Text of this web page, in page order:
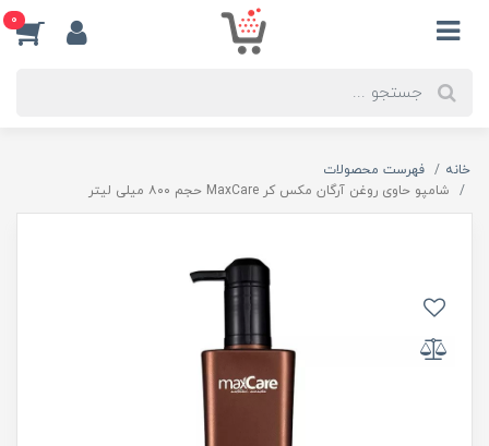
0
خانه
فهرست محصولات
شامپو حاوی روغن آرگان مکس کر MaxCare حجم ۸۰۰ میلی لیتر